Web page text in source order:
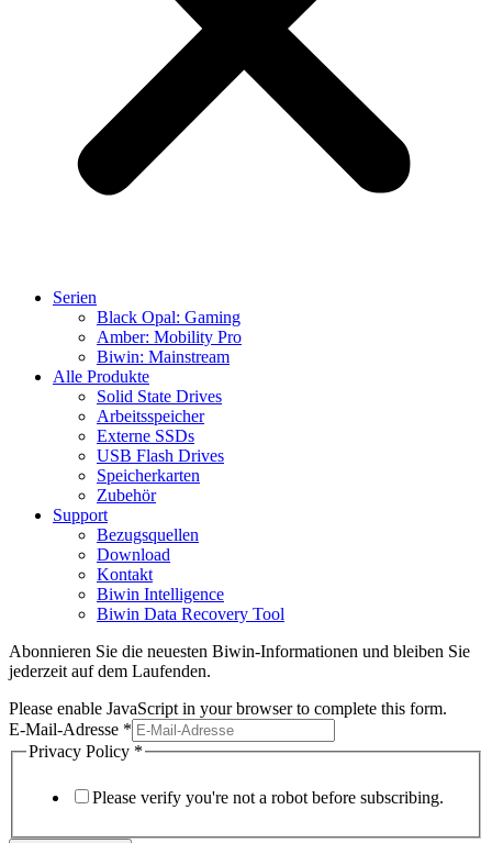
Serien
Black Opal: Gaming
Amber: Mobility Pro
Biwin: Mainstream
Alle Produkte
Solid State Drives
Arbeitsspeicher
Externe SSDs
USB Flash Drives
Speicherkarten
Zubehör
Support
Bezugsquellen
Download
Kontakt
Biwin Intelligence
Biwin Data Recovery Tool
Abonnieren Sie die neuesten Biwin-Informationen und bleiben Sie
jederzeit auf dem Laufenden.
Please enable JavaScript in your browser to complete this form.
E-Mail-Adresse *
Privacy Policy *
Please verify you're not a robot before subscribing.